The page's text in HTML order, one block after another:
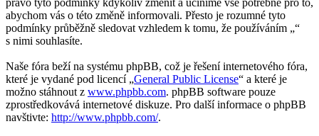
právo tyto podmínky kdykoliv změnit a učiníme vše potřebné pro to,
abychom vás o této změně informovali. Přesto je rozumné tyto
podmínky průběžně sledovat vzhledem k tomu, že používáním „“
s nimi souhlasíte.
Naše fóra beží na systému phpBB, což je řešení internetového fóra,
které je vydané pod licencí „General Public License“ a které je
možno stáhnout z www.phpbb.com. phpBB software pouze
zprostředkovává internetové diskuze. Pro další informace o phpBB
navštivte: http://www.phpbb.com/.